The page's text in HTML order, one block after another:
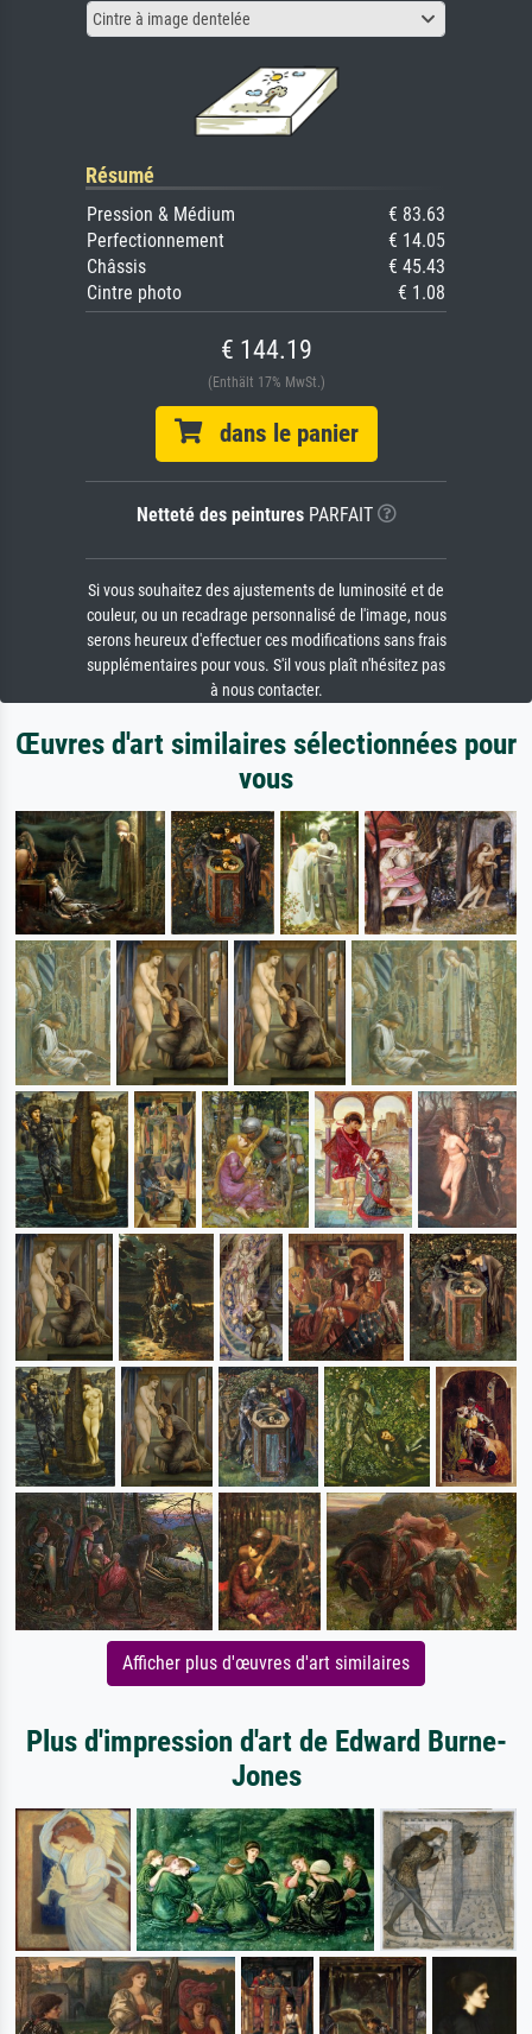
Cintre à image dentelée
Résumé
Pression & Médium
€ 83.63
Perfectionnement
€ 14.05
Châssis
€ 45.43
Cintre photo
€ 1.08
€ 144.19
(Enthält 17% MwSt.)
dans le panier
Netteté des peinturesPARFAIT
Si vous souhaitez des ajustements de luminosité et de
couleur, ou un recadrage personnalisé de l'image, nous
serons heureux d'effectuer ces modifications sans frais
supplémentaires pour vous. S'il vous plaît n'hésitez pas
à nous contacter.
Œuvres d'art similaires sélectionnées pour
vous
Afficher plus d'œuvres d'art similaires
Plus d'impression d'art de Edward Burne-
Jones